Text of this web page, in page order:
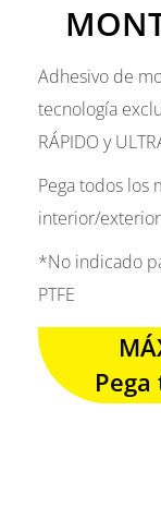
CALCULADORA
CASOS REALES
SUSCRIBIRME
Adhesivo de
tecnología
RÁPIDO y
Pega todos los
interior/
*No indicado
PTFE